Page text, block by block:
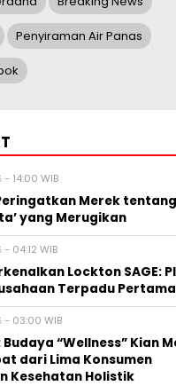
Penyiraman Air Panas
14:00 WIB
Merek
yang Merugikan
04:12 WIB
Lockton SAGE:
Terpadu
- 03:00 WIB
“Wellness” Kian
dari Lima Konsumen
Kesehatan Holistik